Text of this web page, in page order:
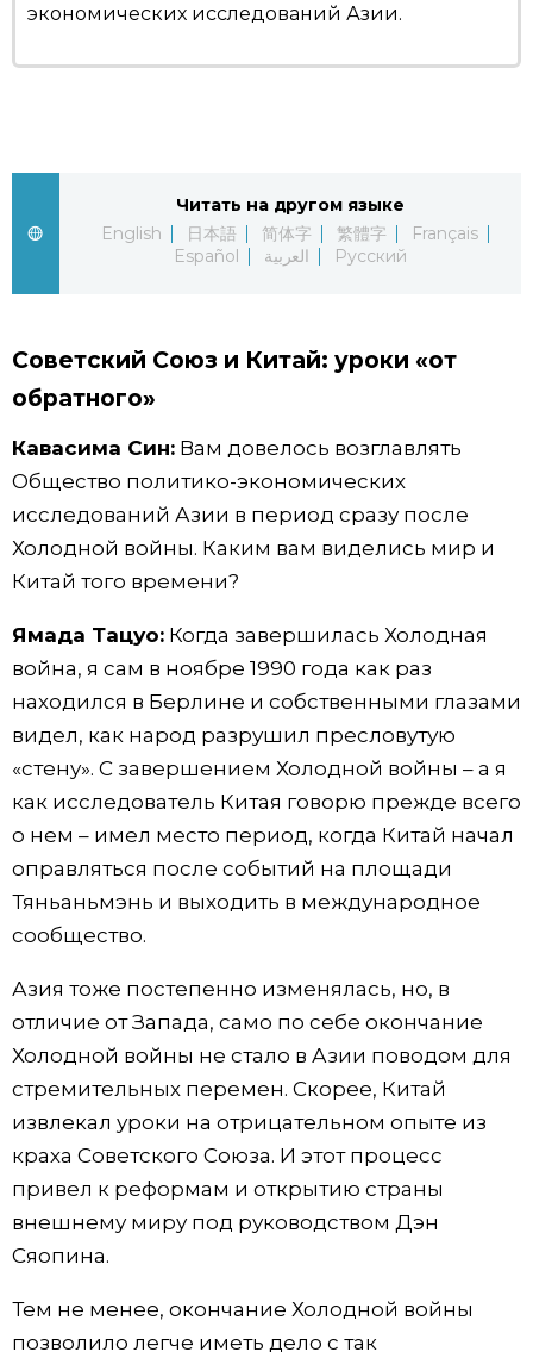
экономических исследований Азии.
Читать на другом языке
English
日本語 简体字 繁體字
Français
Español
العربية Русский
Советский Союз и Китай: уроки «от
обратного»
Кавасима Син:Вам довелось возглавлять
Общество политико-экономических
исследований Азии в период сразу после
Холодной войны. Каким вам виделись мир и
Китай того времени?
Ямада Тацуо:Когда завершилась Холодная
война, я сам в ноябре 1990 года как раз
находился в Берлине и собственными глазами
видел, как народ разрушил пресловутую
«стену». С завершением Холодной войны – а я
как исследователь Китая говорю прежде всего
о нем – имел место период, когда Китай начал
оправляться после событий на площади
Тяньаньмэнь и выходить в международное
сообщество.
Азия тоже постепенно изменялась, но, в
отличие от Запада, само по себе окончание
Холодной войны не стало в Азии поводом для
стремительных перемен. Скорее, Китай
извлекал уроки на отрицательном опыте из
краха Советского Союза. И этот процесс
привел к реформам и открытию страны
внешнему миру под руководством Дэн
Сяопина.
Тем не менее, окончание Холодной войны
позволило легче иметь дело с так